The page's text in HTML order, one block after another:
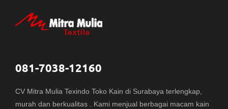
081-7038-12160
CV Mitra Mulia Texindo Toko Kain di Surabaya terlengkap,
murah dan berkualitas . Kami menjual berbagai macam kain